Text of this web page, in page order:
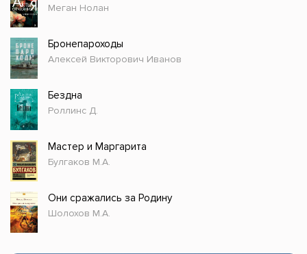
Меган Нолан
Бронепароходы
Алексей Викторович Иванов
Бездна
Роллинс Д.
Мастер и Маргарита
Булгаков М.А.
Они сражались за Родину
Шолохов М.А.